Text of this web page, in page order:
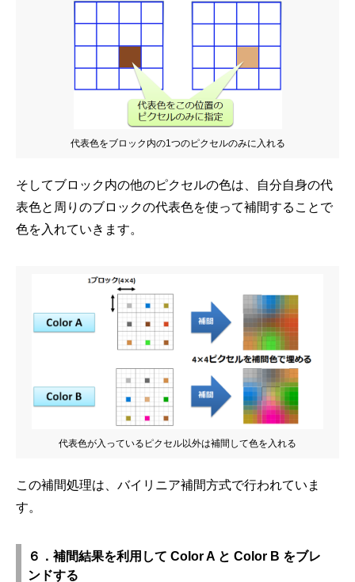
代表色をブロック内の1つのピクセルのみに入れる
そしてブロック内の他のピクセルの色は、自分自身の代
表色と周りのブロックの代表色を使って補間することで
色を入れていきます。
代表色が入っているピクセル以外は補間して色を入れる
この補間処理は、バイリニア補間方式で行われていま
す。
６．補間結果を利用して Color A と Color B をブレ
ンドする